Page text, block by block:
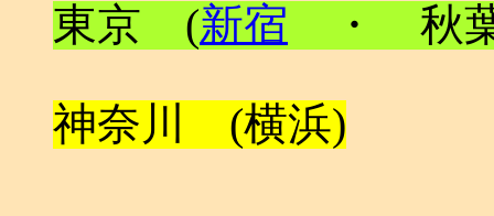
東京 (新宿 ・ 秋
神奈川 (横浜)